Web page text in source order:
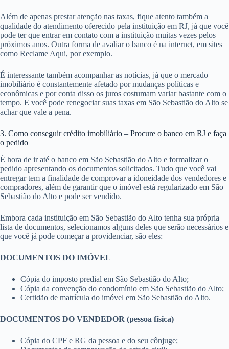
Além de apenas prestar atenção nas taxas, fique atento também a
qualidade do atendimento oferecido pela instituição em RJ, já que você
pode ter que entrar em contato com a instituição muitas vezes pelos
próximos anos. Outra forma de avaliar o banco é na internet, em sites
como Reclame Aqui, por exemplo.
É interessante também acompanhar as notícias, já que o mercado
imobiliário é constantemente afetado por mudanças políticas e
econômicas e por conta disso os juros costumam variar bastante com o
tempo. E você pode renegociar suas taxas em São Sebastião do Alto se
achar que vale a pena.
3. Como conseguir crédito imobiliário – Procure o banco em RJ e faça
o pedido
É hora de ir até o banco em São Sebastião do Alto e formalizar o
pedido apresentando os documentos solicitados. Tudo que você vai
entregar tem a finalidade de comprovar a idoneidade dos vendedores e
compradores, além de garantir que o imóvel está regularizado em São
Sebastião do Alto e pode ser vendido.
Embora cada instituição em São Sebastião do Alto tenha sua própria
lista de documentos, selecionamos alguns deles que serão necessários e
que você já pode começar a providenciar, são eles:
DOCUMENTOS DO IMÓVEL
Cópia do imposto predial em São Sebastião do Alto;
Cópia da convenção do condomínio em São Sebastião do Alto;
Certidão de matrícula do imóvel em São Sebastião do Alto.
DOCUMENTOS DO VENDEDOR (pessoa física)
Cópia do CPF e RG da pessoa e do seu cônjuge;